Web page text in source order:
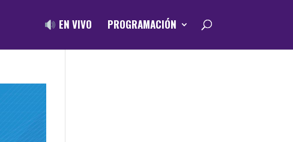
EN VIVO PROGRAMACIÓN